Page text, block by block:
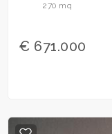
270 mq
€ 671.000